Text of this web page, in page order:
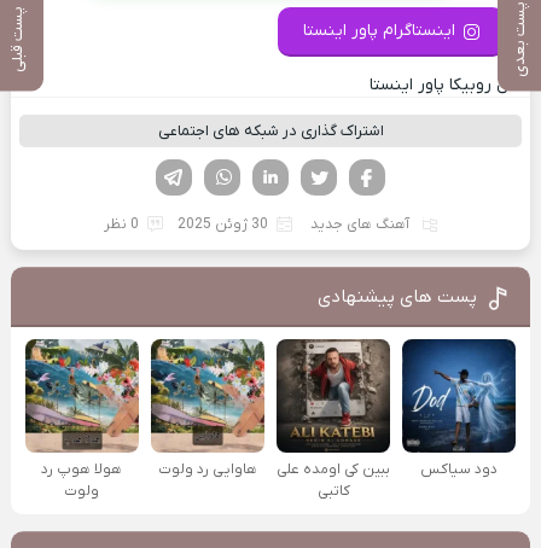
پست بعدی پست قبلی اینستاگرام پاور اینستا
کانال روبیکا پاور اینستا
اشتراک گذاری در شبکه های اجتماعی
لینکدین تویتر
فیسوک
آهنگ های جدید 30 ژوئن 2025 0 نظر
پست های پیشنهادی
دود سیاکس
ببین کی اومده علی
کاتبی
هاوایی رد ولوت
هولا هوپ رد
ولوت